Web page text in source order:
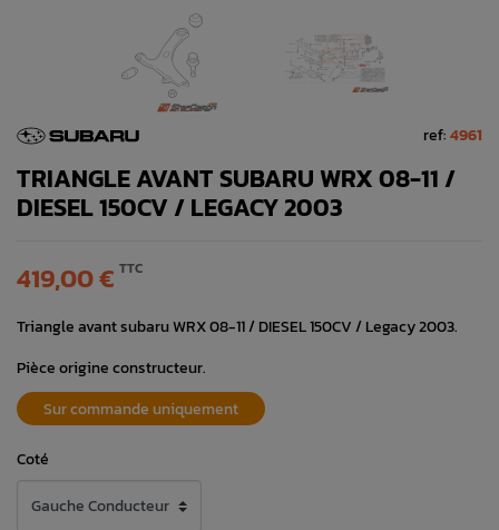
ref:4961
TRIANGLE AVANT SUBARU WRX 08-11 /
DIESEL 150CV / LEGACY 2003
419,00 € TTC
Triangle avant subaru WRX 08-11 / DIESEL 150CV / Legacy 2003.
Pièce origine constructeur.
Sur commande uniquement
Coté